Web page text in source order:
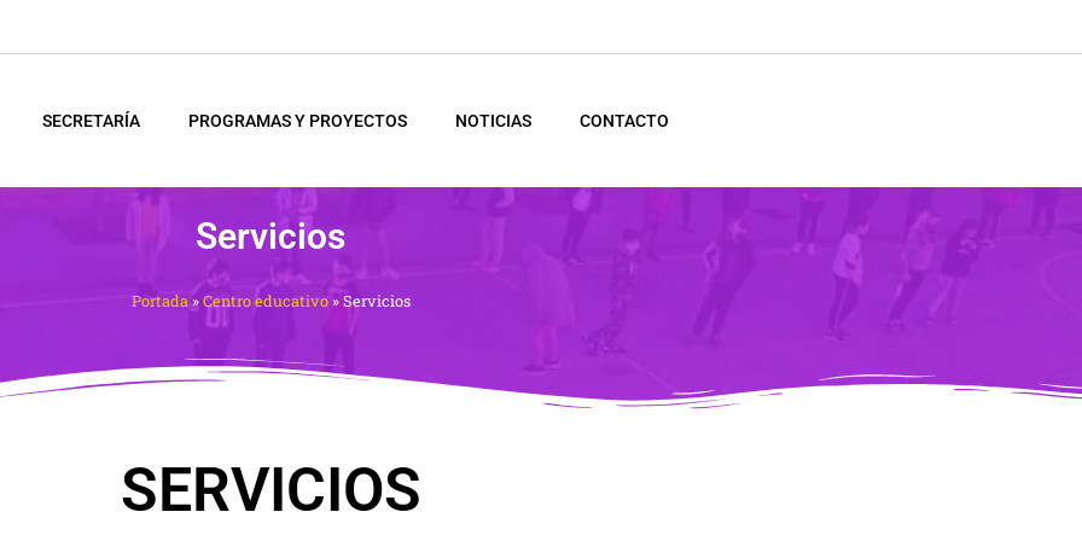
SECRETARÍA PROGRAMAS Y PROYECTOS NOTICIAS CONTACTO
Servicios
Portada»Centro educativo»Servicios
SERVICIOS